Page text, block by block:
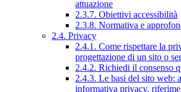
attuazione
2.3.7. Obiettivi accessibilità
2.3.8. Normativa e
2.4. Privacy
2.4.1. Come rispettare la
progettazione di un sito o
2.4.2. Richiedi il consenso
2.4.3. Le basi del sito web:
informativa privacy,